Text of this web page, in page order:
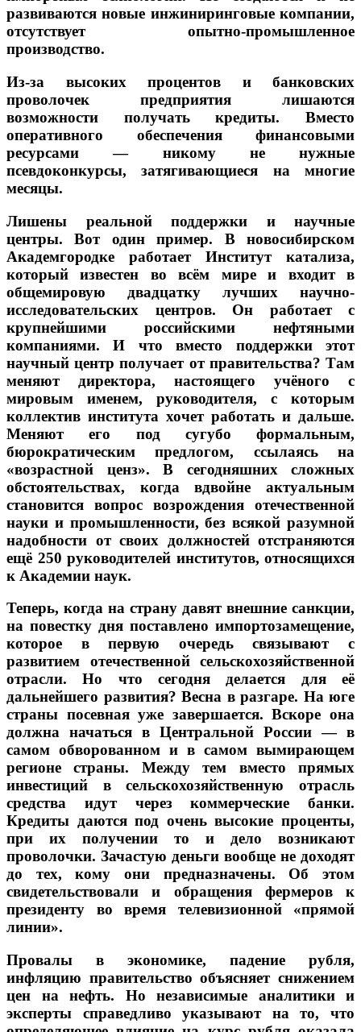
развиваются новые инжиниринговые компании,
отсутствует опытно-промышленное
производство.
Из-за высоких процентов и банковских
проволочек предприятия лишаются
возможности получать кредиты. Вместо
оперативного обеспечения финансовыми
ресурсами — никому не нужные
псевдоконкурсы, затягивающиеся на многие
месяцы.
Лишены реальной поддержки и научные
центры.Вот один пример. В новосибирском
Академгородке работает Институт катализа,
который известен во всём мире и входит в
общемировую двадцатку лучших научно-
исследовательских центров. Он работает с
крупнейшими российскими нефтяными
компаниями. И что вместо поддержки этот
научный центр получает от правительства? Там
меняют директора, настоящего учёного с
мировым именем, руководителя, с которым
коллектив института хочет работать и дальше.
Меняют его под сугубо формальным,
бюрократическим предлогом, ссылаясь на
«возрастной ценз». В сегодняшних сложных
обстоятельствах, когда вдвойне актуальным
становится вопрос возрождения отечественной
науки и промышленности, без всякой разумной
надобности от своих должностей отстраняются
ещё 250 руководителей институтов, относящихся
к Академии наук.
Теперь, когда на страну давят внешние санкции,
на повестку дня поставлено импортозамещение,
которое в первую очередь связывают с
развитием отечественной сельскохозяйственной
отрасли. Но что сегодня делается для её
дальнейшего развития? Весна в разгаре. На юге
страны посевная уже завершается. Вскоре она
должна начаться в Центральной России — в
самом обворованном и в самом вымирающем
регионе страны. Между тем вместо прямых
инвестиций в сельскохозяйственную отрасль
средства идут через коммерческие банки.
Кредиты даются под очень высокие проценты,
при их получении то и дело возникают
проволочки. Зачастую деньги вообще не доходят
до тех, кому они предназначены. Об этом
свидетельствовали и обращения фермеров к
президенту во время телевизионной «прямой
линии».
Провалы в экономике, падение рубля,
инфляцию правительство объясняет снижением
цен на нефть. Но независимые аналитики и
эксперты справедливо указывают на то, что